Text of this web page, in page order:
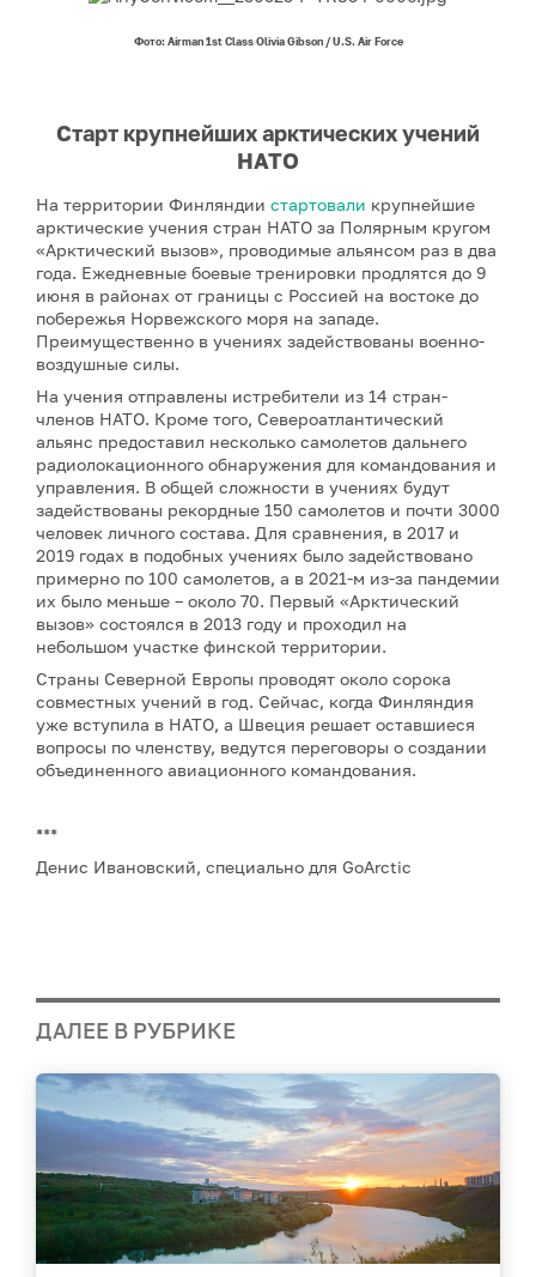
Фото: Airman 1st Class Olivia Gibson / U.S. Air Force
Старт крупнейших арктических учений
НАТО
На территории Финляндии стартовали крупнейшие
арктические учения стран НАТО за Полярным кругом
«Арктический вызов», проводимые альянсом раз в два
года. Ежедневные боевые тренировки продлятся до 9
июня в районах от границы с Россией на востоке до
побережья Норвежского моря на западе.
Преимущественно в учениях задействованы военно-
воздушные силы.
На учения отправлены истребители из 14 стран-
членов НАТО. Кроме того, Североатлантический
альянс предоставил несколько самолетов дальнего
радиолокационного обнаружения для командования и
управления. В общей сложности в учениях будут
задействованы рекордные 150 самолетов и почти 3000
человек личного состава. Для сравнения, в 2017 и
2019 годах в подобных учениях было задействовано
примерно по 100 самолетов, а в 2021-м из-за пандемии
их было меньше – около 70. Первый «Арктический
вызов» состоялся в 2013 году и проходил на
небольшом участке финской территории.
Страны Северной Европы проводят около сорока
совместных учений в год. Сейчас, когда Финляндия
уже вступила в НАТО, а Швеция решает оставшиеся
вопросы по членству, ведутся переговоры о создании
объединенного авиационного командования.
***
Денис Ивановский, специально для GoArctic
ДАЛЕЕ В РУБРИКЕ